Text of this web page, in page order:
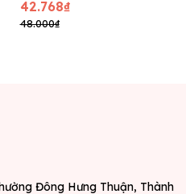
42.768₫
48.000₫
Đông Hưng Thuận, Thành